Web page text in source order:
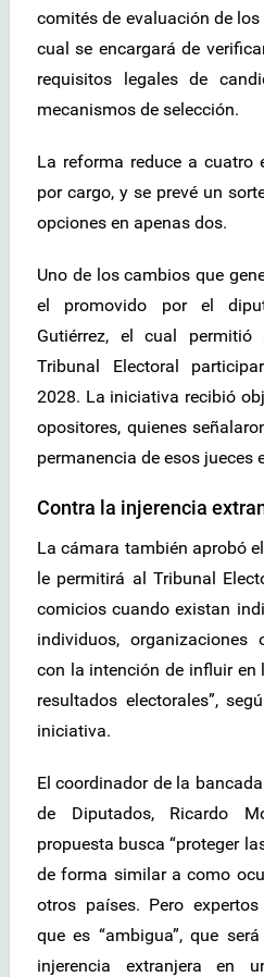
comités de evaluación de
cual se encargará de
requisitos legales de
mecanismos de selección.
La reforma reduce a cuatro
por cargo, y se prevé un
opciones en apenas dos.
Uno de los cambios que
el promovido por el
Gutiérrez, el cual
Tribunal Electoral
2028. La iniciativa recibió
opositores, quienes
permanencia de esos jueces
Contra la injerencia
La cámara también aprobó
le permitirá al Tribunal
comicios cuando existan
individuos, organizaciones
con la intención de influir en
resultados electorales”,
iniciativa.
El coordinador de la
de Diputados, Ricardo
propuesta busca “proteger
de forma similar a como
otros países. Pero
que es “ambigua”, que
injerencia extranjera en